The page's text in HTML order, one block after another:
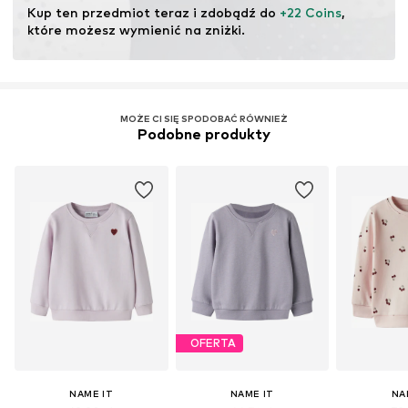
Kup ten przedmiot teraz i zdobądź do +22 Coins,
które możesz wymienić na zniżki.
MOŻE CI SIĘ SPODOBAĆ RÓWNIEŻ
Podobne produkty
NAME IT
OFERTA
NAME IT